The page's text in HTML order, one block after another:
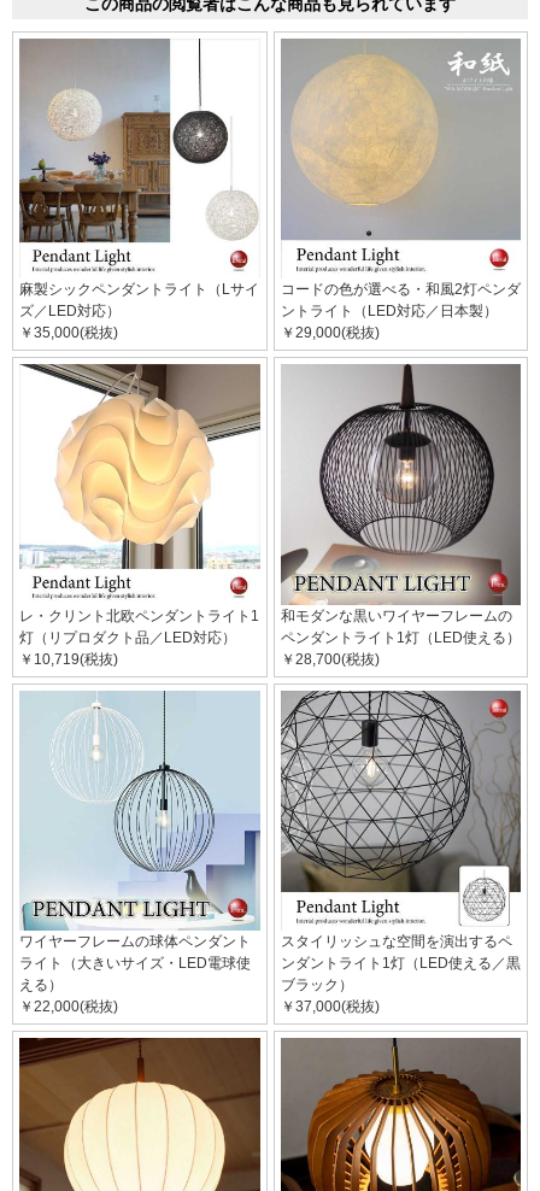
麻製シックペンダントライト（Lサイ
ズ／LED対応）
￥35,000(税抜)
コードの色が選べる・和風2灯ペンダ
ントライト（LED対応／日本製）
￥29,000(税抜)
レ・クリント北欧ペンダントライト1
灯（リプロダクト品／LED対応）
￥10,719(税抜)
和モダンな黒いワイヤーフレームの
ペンダントライト1灯（LED使える）
￥28,700(税抜)
ワイヤーフレームの球体ペンダント
ライト（大きいサイズ・LED電球使
える）
￥22,000(税抜)
スタイリッシュな空間を演出するペ
ンダントライト1灯（LED使える／黒
ブラック）
￥37,000(税抜)